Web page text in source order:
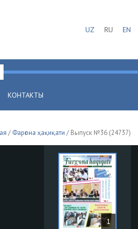
UZ RU EN
КОНТАКТЫ
/ Фарғона ҳақиқати / Выпуск №36 (24737)
1